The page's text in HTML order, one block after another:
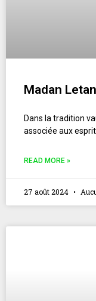
Madan
Dans la tradition
associée aux
READ MORE »
27 août 2024